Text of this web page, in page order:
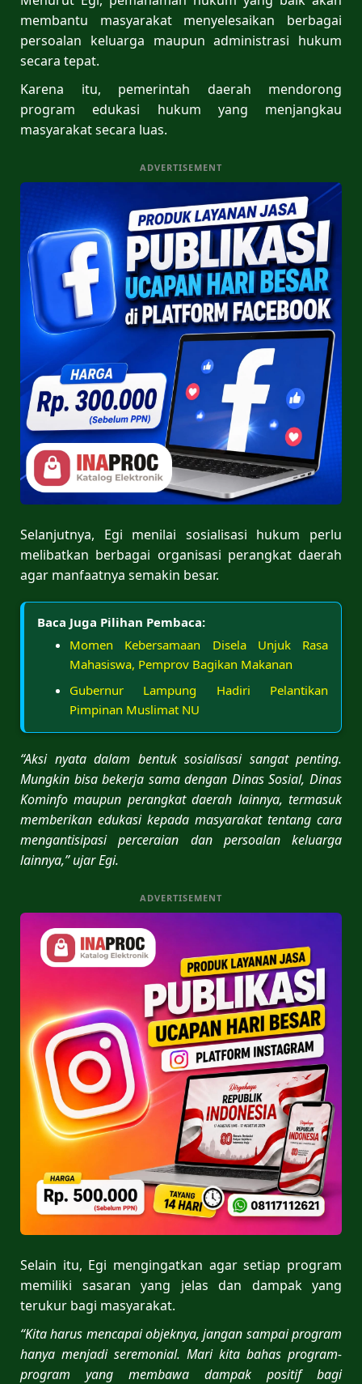
membantu masyarakat menyelesaikan berbagai
persoalan keluarga maupun administrasi hukum
secara tepat.
Karena itu, pemerintah daerah mendorong
program edukasi hukum yang menjangkau
masyarakat secara luas.
ADVERTISEMENT
Selanjutnya, Egi menilai sosialisasi hukum perlu
melibatkan berbagai organisasi perangkat daerah
agar manfaatnya semakin besar.
Baca Juga Pilihan Pembaca:
Momen Kebersamaan Disela Unjuk Rasa
Mahasiswa, Pemprov Bagikan Makanan
Gubernur Lampung Hadiri Pelantikan
Pimpinan Muslimat NU
“Aksi nyata dalam bentuk sosialisasi sangat penting.
Mungkin bisa bekerja sama dengan Dinas Sosial, Dinas
Kominfo maupun perangkat daerah lainnya, termasuk
memberikan edukasi kepada masyarakat tentang cara
mengantisipasi perceraian dan persoalan keluarga
lainnya,” ujar Egi.
ADVERTISEMENT
Selain itu, Egi mengingatkan agar setiap program
memiliki sasaran yang jelas dan dampak yang
terukur bagi masyarakat.
“Kita harus mencapai objeknya, jangan sampai program
hanya menjadi seremonial. Mari kita bahas program-
program yang membawa dampak positif bagi